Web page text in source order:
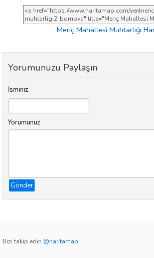
Meriç Mahallesi Muhtarlığı
Yorumunuzu Paylaşın
İsminiz
Yorumunuz
Gönder
Bizi takip edin @haritamap